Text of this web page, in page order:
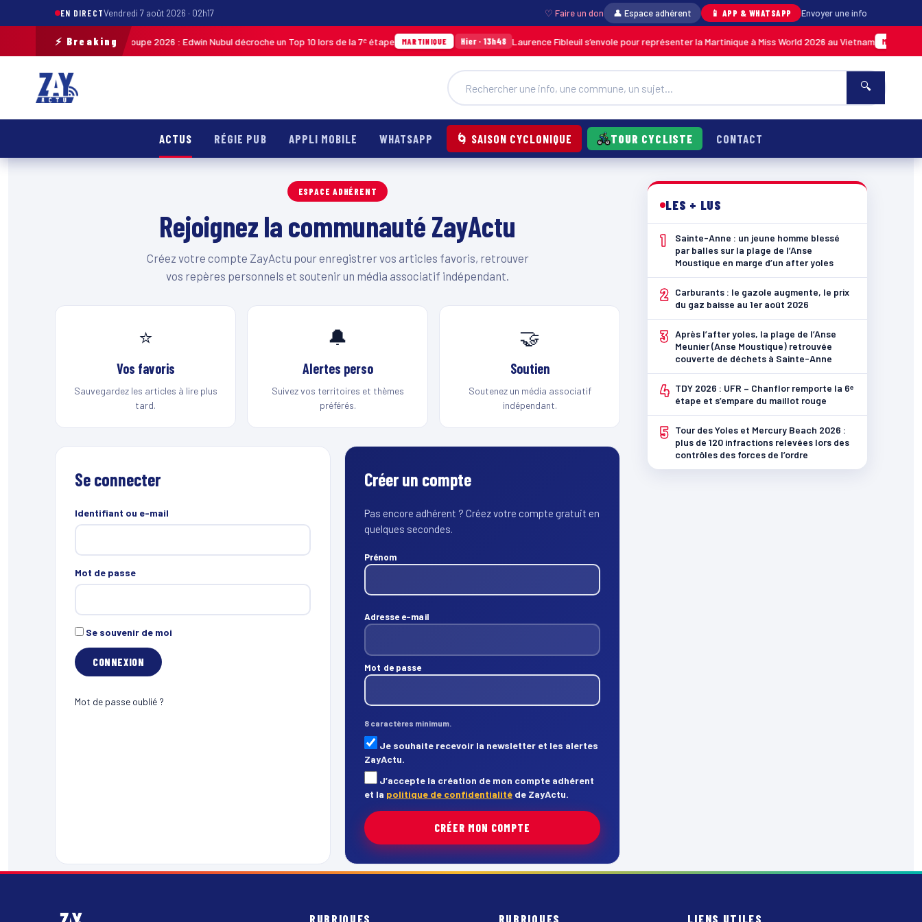
EN DIRECTVendredi 7 août 2026 · 02h17 ♡ Faire un don 👤 Espace adhérent 📱 APP & WHATSAPP Envoyer une info
⚡ Breaking
Tour cycliste de Guadeloupe 2026 : Edwin Nubul décroche un Top 10 lors de la 7ᵉ étape MARTINIQUE Hier · 13h48 Laurence Fibleuil s’envole pour représenter la Martinique à Miss World 2026 au Vietnam MARTINIQUE
🔍
ACTUS RÉGIE PUB APPLI MOBILE WHATSAPP 🌀 SAISON CYCLONIQUE TOUR CYCLISTE CONTACT
ESPACE ADHÉRENT
Rejoignez la communauté ZayActu
Créez votre compte ZayActu pour enregistrer vos articles favoris, retrouver
vos repères personnels et soutenir un média associatif indépendant.
⭐
Vos favoris
Sauvegardez les articles à lire plus
tard.
🔔
Alertes perso
Suivez vos territoires et thèmes
préférés.
🤝
Soutien
Soutenez un média associatif
indépendant.
Se connecter
Identifiant ou e-mail
Mot de passe
Se souvenir de moi
Mot de passe oublié ?
Créer un compte
Pas encore adhérent ? Créez votre compte gratuit en
quelques secondes.
Prénom
Adresse e-mail
Mot de passe
8 caractères minimum.
Je souhaite recevoir la newsletter et les alertes
ZayActu.
J’accepte la création de mon compte adhérent
et la politique de confidentialité de ZayActu.
CRÉER MON COMPTE
LES + LUS
1
Sainte-Anne : un jeune homme blessé
par balles sur la plage de l’Anse
Moustique en marge d’un after yoles
2
Carburants : le gazole augmente, le prix
du gaz baisse au 1er août 2026
3 Après l’after yoles, la plage de l’Anse
Meunier (Anse Moustique) retrouvée
couverte de déchets à Sainte-Anne
4 TDY 2026 : UFR – Chanflor remporte la 6ᵉ
étape et s’empare du maillot rouge
5
Tour des Yoles et Mercury Beach 2026 :
plus de 120 infractions relevées lors des
contrôles des forces de l’ordre
RUBRIQUES RUBRIQUES LIENS UTILES